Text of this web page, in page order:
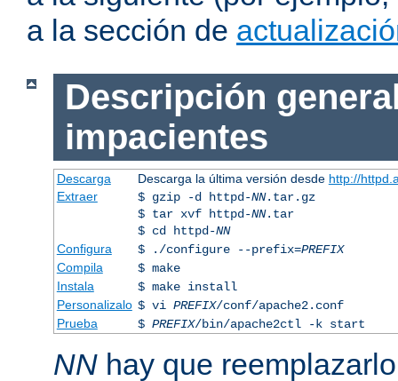
a la sección de
Descripción
impacientes
Descarga Descarga la última versión desde http://
Extraer
$ gzip -d httpd-NN.tar.gz
$ tar xvf httpd-NN.tar
$ cd httpd-NN
Configura
$ ./configure --prefix=PREFIX
Compila
$ make
Instala
$ make install
Personalizalo $ vi PREFIX/conf/apache2.conf
Prueba
$ PREFIX/bin/apache2ctl -k start
NN hay que